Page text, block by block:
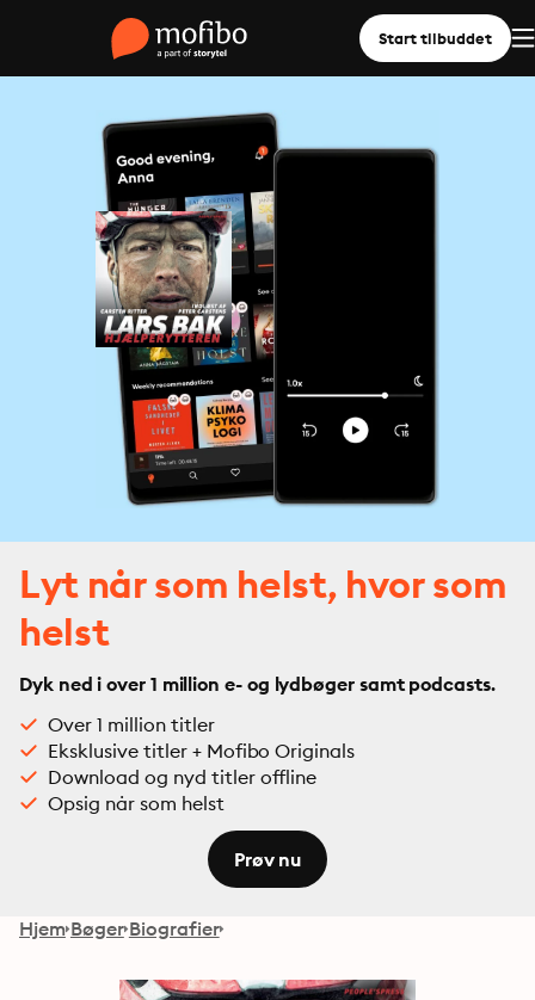
Start tilbuddet
Lyt når som helst, hvor som
helst
Dyk ned i over 1 million e- og lydbøger samt podcasts.
Over 1 million titler
Eksklusive titler + Mofibo Originals
Download og nyd titler offline
Opsig når som helst
Prøv nu
Hjem Bøger Biografier